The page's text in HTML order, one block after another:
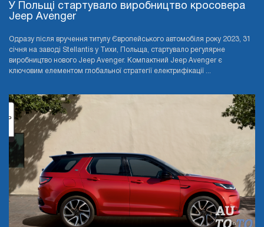
У Польщі стартувало виробництво кросовера
Jeep Avenger
Одразу після вручення титулу Європейського автомобіля року 2023, 31
січня на заводі Stellantis у Тихи, Польща, стартувало регулярне
виробництво нового Jeep Avenger. Компактний Jeep Avenger є
ключовим елементом глобальної стратегії електрифікації ...